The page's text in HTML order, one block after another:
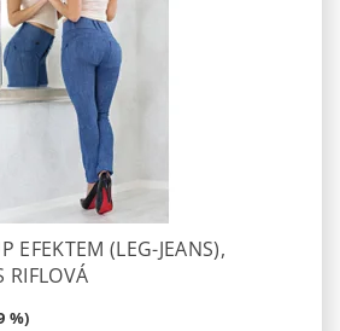
EFEKTEM (LEG-JEANS),
RIFLOVÁ
%)